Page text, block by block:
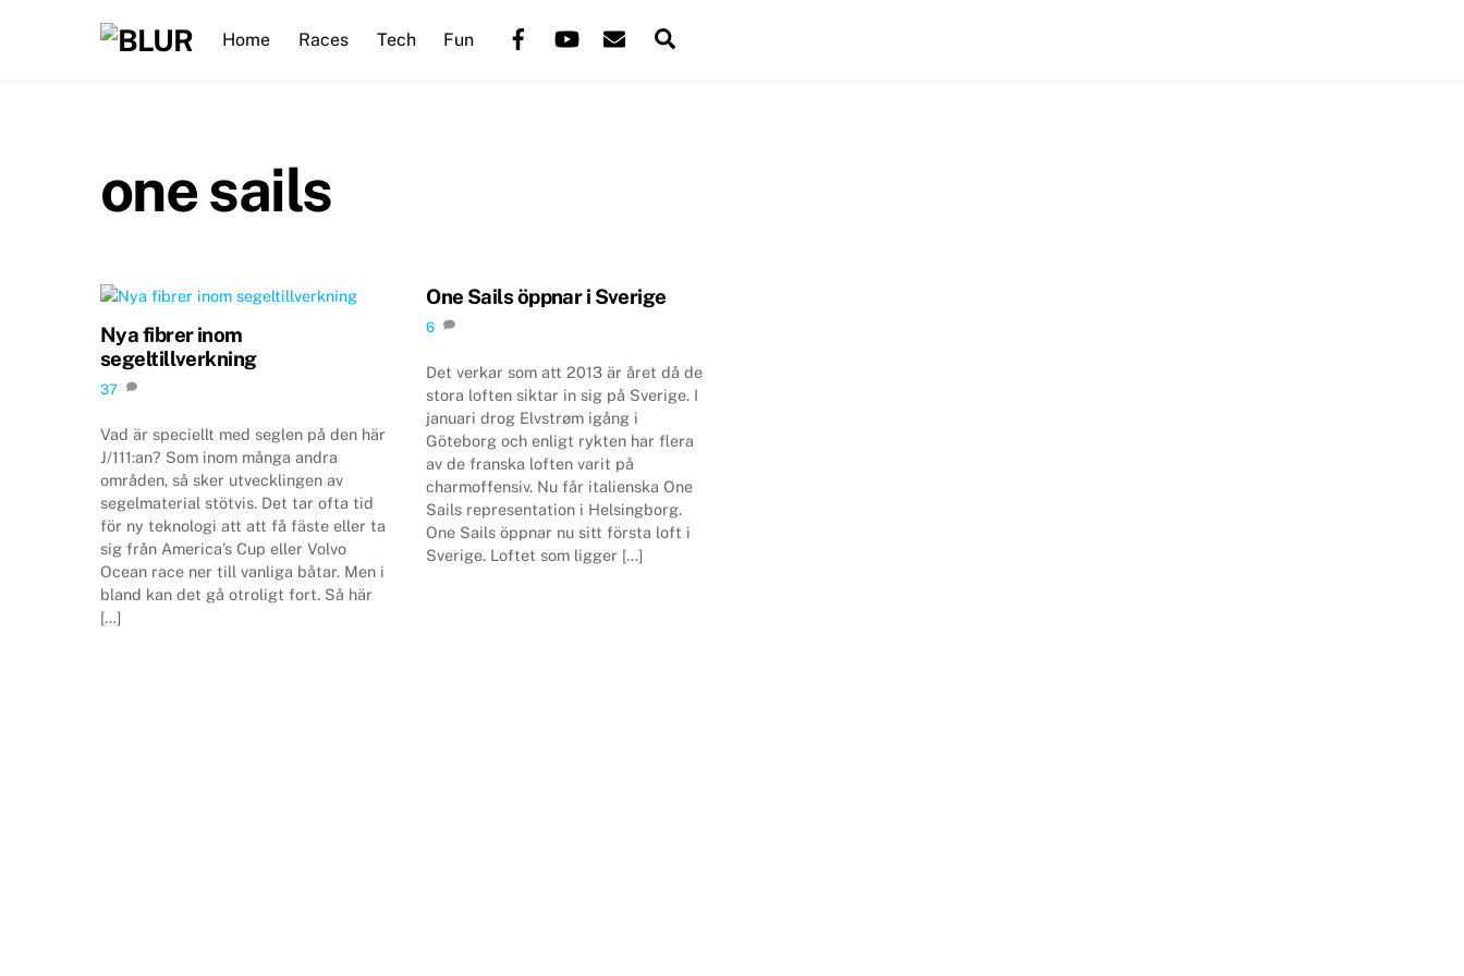
FacebookYouTubeMail
Home Races Tech Fun
one sails
Nya fibrer inom
segeltillverkning
37
Vad är speciellt med seglen på den här
J/111:an? Som inom många andra
områden, så sker utvecklingen av
segelmaterial stötvis. Det tar ofta tid
för ny teknologi att att få fäste eller ta
sig från America’s Cup eller Volvo
Ocean race ner till vanliga båtar. Men i
bland kan det gå otroligt fort. Så här
[…]
One Sails öppnar i Sverige
6
Det verkar som att 2013 är året då de
stora loften siktar in sig på Sverige. I
januari drog Elvstrøm igång i
Göteborg och enligt rykten har flera
av de franska loften varit på
charmoffensiv. Nu får italienska One
Sails representation i Helsingborg.
One Sails öppnar nu sitt första loft i
Sverige. Loftet som ligger […]